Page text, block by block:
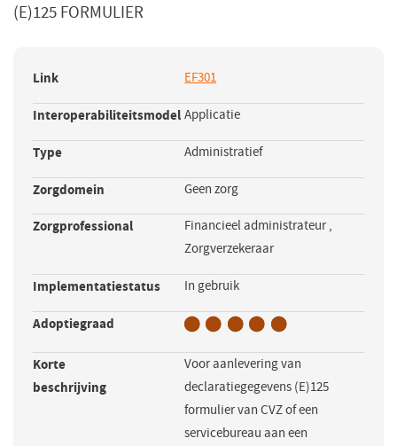
(E)125 FORMULIER
Link EF301
in
een
nieuw
Interoperabiliteitsmodel Applicatie
Type Administratief
Zorgdomein Geen zorg
Zorgprofessional Financieel administrateur ,
Zorgverzekeraar
Implementatiestatus In gebruik
Adoptiegraad
Korte
beschrijving
Voor aanlevering van
declaratiegegevens (E)125
formulier van CVZ of een
servicebureau aan een